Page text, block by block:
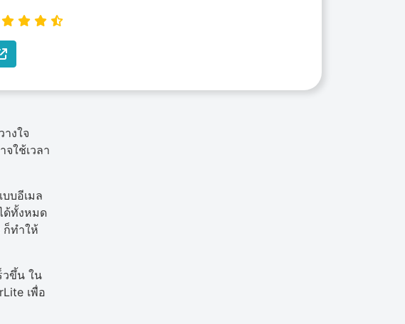
งใจ
ใช้เวลา
บอีเมล
ด้ทั้งหมด
ก็ทำให้
วขึ้น ใน
เพื่อ